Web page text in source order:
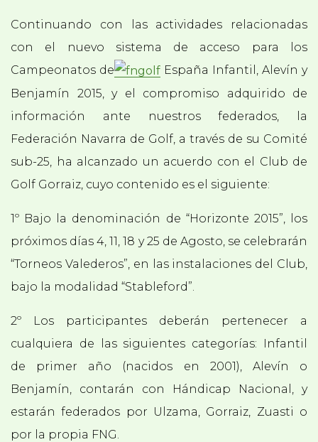
Continuando con las actividades relacionadas
con el nuevo sistema de acceso para los
Campeonatos de
España Infantil, Alevín y
Benjamín 2015, y el compromiso adquirido de
información ante nuestros federados, la
Federación Navarra de Golf, a través de su Comité
sub-25, ha alcanzado un acuerdo con el Club de
Golf Gorraiz, cuyo contenido es el siguiente:
1º Bajo la denominación de “Horizonte 2015”, los
próximos días 4, 11, 18 y 25 de Agosto, se celebrarán
“Torneos Valederos”, en las instalaciones del Club,
bajo la modalidad “Stableford”.
2º Los participantes deberán pertenecer a
cualquiera de las siguientes categorías: Infantil
de primer año (nacidos en 2001), Alevín o
Benjamín, contarán con Hándicap Nacional, y
estarán federados por Ulzama, Gorraiz, Zuasti o
por la propia FNG.